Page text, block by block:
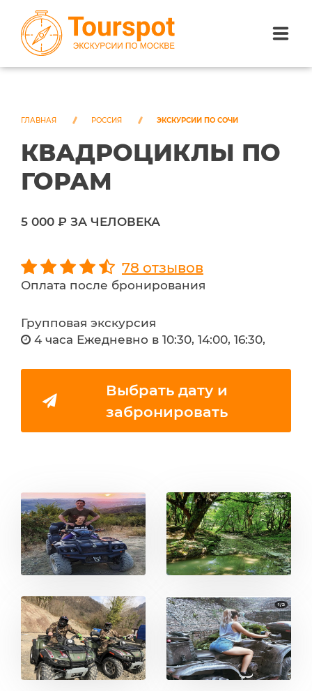
ЭКСКУРСИИ ПО МОСКВЕ
ЭКСКУРСИИ ПО СОЧИ
О НАС
ГЛАВНАЯ РОССИЯ ЭКСКУРСИИ ПО СОЧИ
КВАДРОЦИКЛЫ ПО
ГОРАМ
5 000 ₽ ЗА ЧЕЛОВЕКА
78 отзывов
Оплата после бронирования
Групповая экскурсия
4 часа Ежедневно в 10:30, 14:00, 16:30,
Выбрать дату и
забронировать